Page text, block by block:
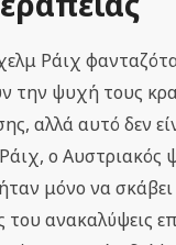
Ράιχ
την ψυχή τους
αλλά αυτό δεν
ο
μόνο να
του ανακαλύψεις